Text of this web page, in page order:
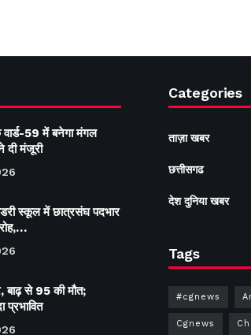
59 में बनेगा मंगल
दी मंजूरी
स्कूल में छात्रसंघ पदभार
बाढ़ से 95 की मौत;
प्रभावित
Categories
ताज़ा खबर
छत्तीसगढ
देश दुनिया खबर
Tags
#cgnews
Cgnews